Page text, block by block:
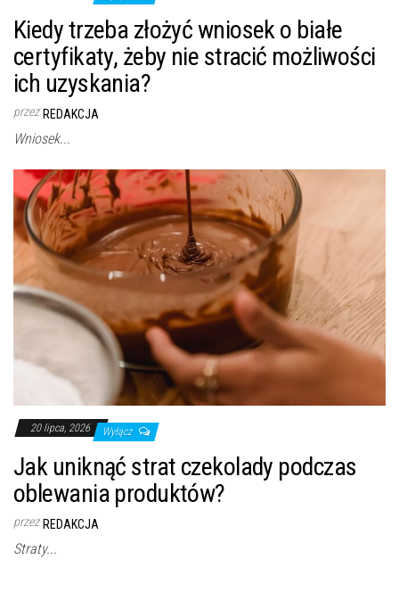
Kiedy trzeba złożyć wniosek o białe
certyfikaty, żeby nie stracić możliwości
ich uzyskania?
przez REDAKCJA
Wniosek...
20 lipca, 2026 Wyłącz
Jak uniknąć strat czekolady podczas
oblewania produktów?
przez REDAKCJA
Straty...